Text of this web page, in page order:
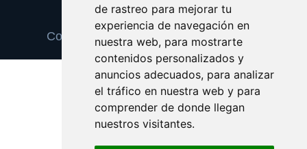
de rastreo para mejorar tu
experiencia de navegación en
nuestra web, para mostrarte
contenidos personalizados y
anuncios adecuados, para analizar
el tráfico en nuestra web y para
comprender de donde llegan
nuestros visitantes.
Update cookies preferences
Copyright © 2025 frutasdelbosque.com